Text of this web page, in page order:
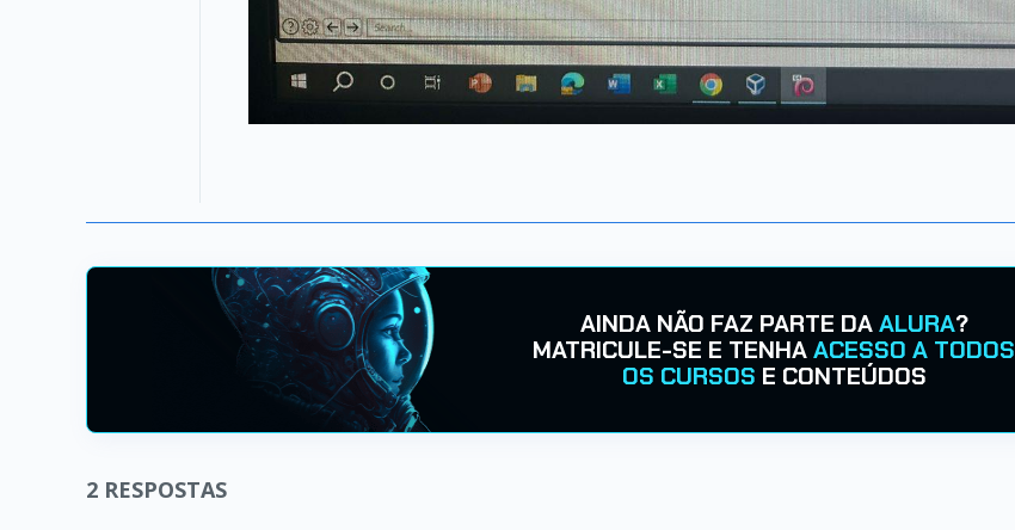
AINDA NÃO FAZ PARTE DAALURA?
MATRICULE-SE E TENHAACESSO A TODOS
OS CURSOS E CONTEÚDOS
2 RESPOSTAS